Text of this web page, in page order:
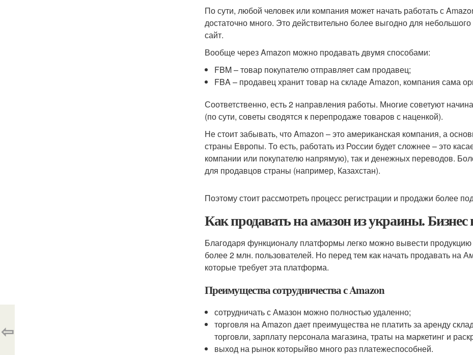
По сути, любой человек или компания может начать работать с
достаточно много. Это действительно более выгодно для
сайт.
Вообще через Amazon можно продавать двумя способами:
FBM – товар покупателю отправляет сам продавец;
FBA – продавец хранит товар на складе Amazon, компания сама
Соответственно, есть 2 направления работы. Многие советуют
(по сути, советы сводятся к перепродаже товаров с наценкой).
Не стоит забывать, что Amazon – это американская компания, а
страны Европы. То есть, работать из России будет сложнее – это
компании или покупателю напрямую), так и денежных переводов.
для продавцов страны (например, Казахстан).
Поэтому стоит рассмотреть процесс регистрации и продажи более
Как продавать на амазон из украины. Бизнес
Благодаря функционалу платформы легко можно вывести продукцию
более 2 млн. пользователей. Но перед тем как начать продавать на
которые требует эта платформа.
Преимущества сотрудничества с Amazon
сотрудничать с Амазон можно полностью удаленно;
торговля на Amazon дает преимущества не платить за аренду
торговли, зарплату персонала магазина, траты на маркетинг и
выход на рынок которыйво много раз платежеспособней.
⇦